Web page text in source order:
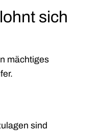
sich
mächtiges
sind